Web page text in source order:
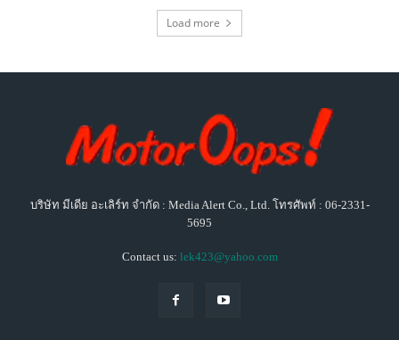
Load more
บริษัท มีเดีย อะเลิร์ท จำกัด : Media Alert Co., Ltd. โทรศัพท์ : 06-2331-
5695
Contact us: lek423@yahoo.com